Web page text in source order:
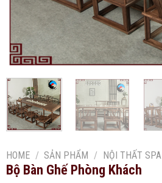
HOME / SẢN PHẨM / NỘI THẤT SPA
Bộ Bàn Ghế Phòng Khách